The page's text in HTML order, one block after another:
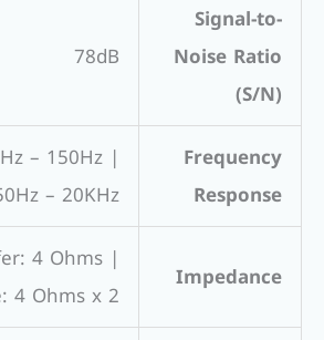
Signal-to-
Noise Ratio
(S/N)
78dB
Frequency
Response
– 150Hz |
– 20KHz
Impedance
4 Ohms |
4 Ohms x 2